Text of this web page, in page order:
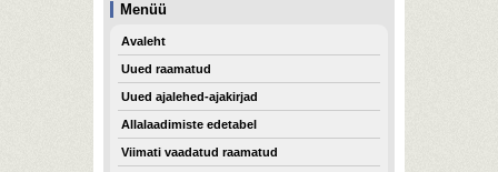
Menüü
Avaleht
Uued raamatud
Uued ajalehed-ajakirjad
Allalaadimiste edetabel
Viimati vaadatud raamatud